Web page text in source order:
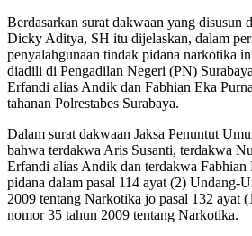
Berdasarkan surat dakwaan yang disusun
Dicky Aditya, SH itu dijelaskan, dalam
penyalahgunaan tindak pidana narkotika
diadili di Pengadilan Negeri (PN)
Erfandi alias Andik dan Fabhian Eka
tahanan Polrestabes Surabaya.
Dalam surat dakwaan Jaksa Penuntut
bahwa terdakwa Aris Susanti, terdakwa
Erfandi alias Andik dan terdakwa Fabhian
pidana dalam pasal 114 ayat (2) Undang-
2009 tentang Narkotika jo pasal 132 ayat
nomor 35 tahun 2009 tentang Narkotika.